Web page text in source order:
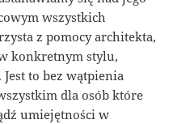
wszystkich
z pomocy architekta,
konkretnym stylu,
to bez wątpienia
dla osób które
umiejętności w